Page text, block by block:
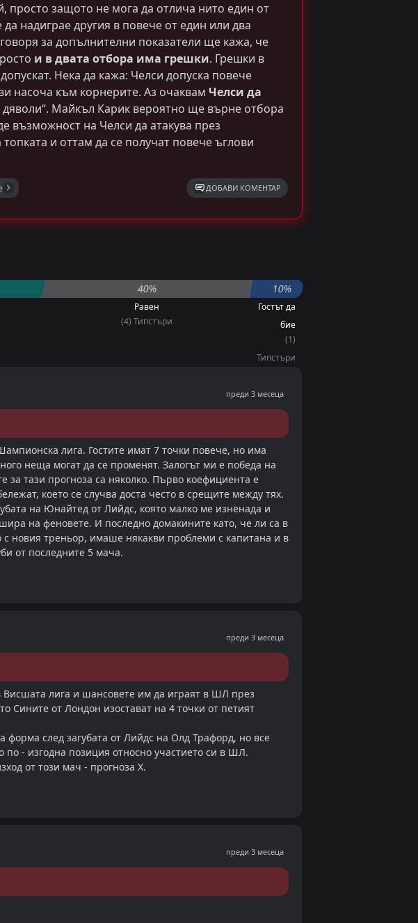
просто защото не мога да отлича нито един от
надиграе другия в повече от един или два
за допълнителни показатели ще кажа, че
и в двата отбора има грешки. Грешки в
Нека да кажа: Челси допуска повече
насоча към корнерите. Аз очаквам Челси да
дяволи“. Майкъл Карик вероятно ще върне отбора
възможност на Челси да атакува през
и оттам да се получат повече ъглови
ДОБАВИ КОМЕНТАР
в последния кръг, записвайки трета поредна
в последните си четири домакинства от
си място, но напомни за времето преди
Лийдс в последния кръг. Това пък бе пети пореден
за Юнайтед. С гол/гол бяха и 13 от последните
голяма рядкост за „червените дяволи“. Сега
и Мартинес.
колебания. В защита и двата отбора не
възможно да видим попадения в двете
40% 10%
Равен
(4) Типстъри
Гостът да
бие
(1)
Типстъри
преди 3 месеца
лига. Гостите имат 7 точки повече, но има
неща могат да се променят. Залогът ми е победа на
тази прогноза са няколко. Първо коефициента е
което се случва доста често в срещите между тях.
на Юнайтед от Лийдс, която малко ме изненада и
на феновете. И последно домакините като, че ли са в
с новия треньор, имаше някакви проблеми с капитана и в
от последните 5 мача.
преди 3 месеца
Висшата лига и шансовете им да играят в ШЛ през
Сините от Лондон изостават на 4 точки от петият
след загубата от Лийдс на Олд Трафорд, но все
- изгодна позиция относно участието си в ШЛ.
от този мач - прогноза Х.
преди 3 месеца